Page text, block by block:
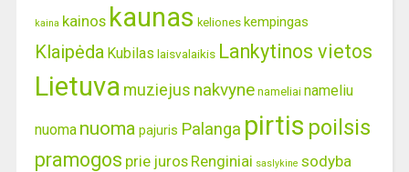
kaina kainos kaunas keliones kempingas
Klaipėda Kubilas laisvalaikis Lankytinos vietos
Lietuva muziejus nakvyne nameliai nameliu
nuoma nuoma pajuris Palanga pirtis poilsis
pramogos prie juros Renginiai saslykine sodyba